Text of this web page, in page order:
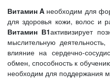
ВитаминA необходим для
для здоровья кожи, волос и
Витамин В1активизирует
мыслительную
влияние на сердечно-
обмен, способность к
необходим для поддержания